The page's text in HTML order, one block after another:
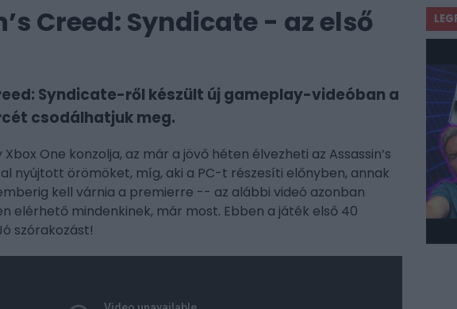
Creed: Syndicate - az első
Syndicate-ről készült új gameplay-videóban a
csodálhatjuk meg.
One konzolja, az már a jövő héten élvezheti az Assassin’s
nyújtott örömöket, míg, aki a PC-t részesíti előnyben, annak
kell várnia a premierre -- az alábbi videó azonban
elérhető mindenkinek, már most. Ebben a játék első 40
szórakozást!